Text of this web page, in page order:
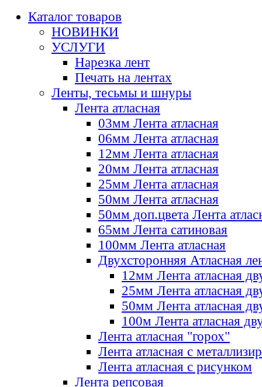
Каталог товаров
НОВИНКИ
УСЛУГИ
Нарезка лент
Печать на лентах
Ленты, тесьмы и шнуры
Лента атласная
03мм Лента атласная
06мм Лента атласная
12мм Лента атласная
20мм Лента атласная
25мм Лента атласная
50мм Лента атласная
50мм доп.цвета Лента
65мм Лента сатиновая
100мм Лента атласная
Двухсторонняя Атласная
12мм Лента атласная
25мм Лента атласная
50мм Лента атласная
100м Лента атласная
Лента атласная "горох"
Лента атласная с
Лента атласная с рисунком
Лента репсовая